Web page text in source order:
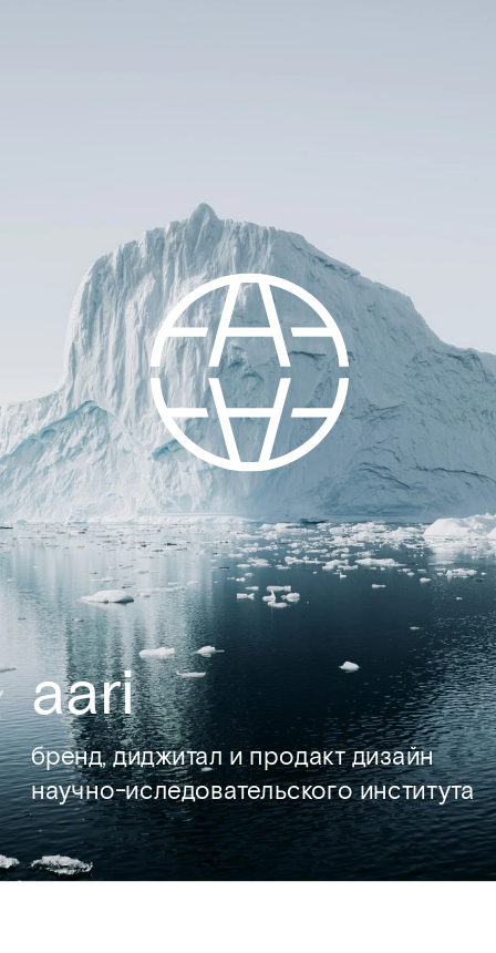
aari
бренд, диджитал и продакт дизайн
научно-иследовательского института